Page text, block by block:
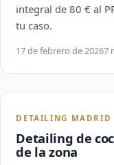
integral de 80 € al
tu caso.
17 de febrero de 20267
DETAILING MADRID
Detailing de
de la zona